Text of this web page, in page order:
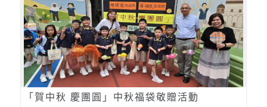
「賀中秋 慶團圓」中秋福袋敬贈活動